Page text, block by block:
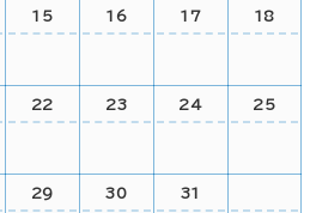
15 16 17 18
22 23 24 25
29 30 31